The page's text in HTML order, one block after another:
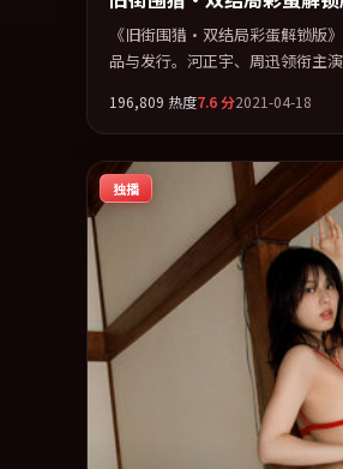
《旧街围猎·双结局彩蛋解锁版
品与发行。河正宇、周迅领衔主
问。全片以「犯罪」类型为骨架
求统一。定于 2021-06-19 在内
2021 年度话题片中口碑稳健，适
观众完整观看。
196,809 热度7.6分2021-04-18
独播